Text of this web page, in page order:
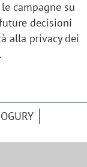
campagne su
decisioni
alla privacy dei
OGURY